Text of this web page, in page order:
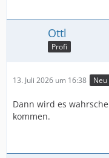
Ottl
Profi
13. Juli 2026 um 16:38 Neu
Dann wird es
kommen.